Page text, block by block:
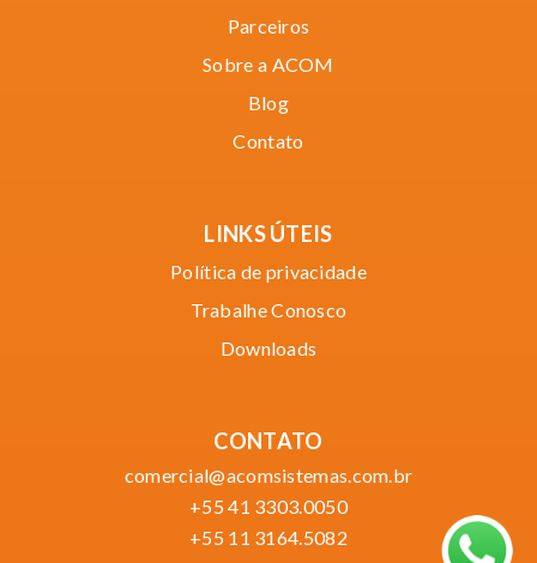
Parceiros
Sobre a ACOM
Blog
Contato
LINKS ÚTEIS
Política de privacidade
Trabalhe Conosco
Downloads
CONTATO
comercial@acomsistemas.com.br
+55 41 3303.0050
+55 11 3164.5082